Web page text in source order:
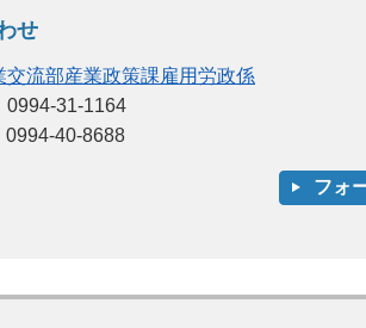
せ
交流部産業政策課雇用労政係
0994-31-1164
0994-40-8688